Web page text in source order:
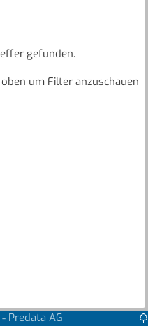
gefunden.
um Filter anzuschauen
- Predata AG